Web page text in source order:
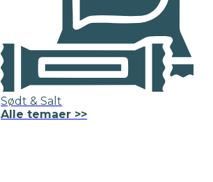
Sødt & Salt
Alle temaer >>